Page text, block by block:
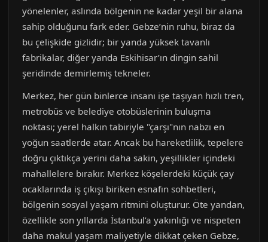
yönelenler, aslında bölgenin ne kadar yeşil bir alana
sahip olduğunu fark eder. Gebze’nin ruhu, biraz da
bu çelişkide gizlidir; bir yanda yüksek tavanlı
fabrikalar, diğer yanda Eskihisar’ın dingin sahil
şeridinde demirlemiş tekneler.
Merkez, her gün binlerce insanı işe taşıyan hızlı tren,
metrobüs ve belediye otobüslerinin buluşma
noktası; yerel halkın tabiriyle "çarşı"nın nabzı en
yoğun saatlerde atar. Ancak bu hareketlilik, tepelere
doğru çıktıkça yerini daha sakin, yeşillikler içindeki
mahallelere bırakır. Merkez köşelerdeki küçük çay
ocaklarında iş çıkışı biriken esnafın sohbetleri,
bölgenin sosyal yaşam ritmini oluşturur. Öte yandan,
özellikle son yıllarda İstanbul’a yakınlığı ve nispeten
daha makul yaşam maliyetiyle dikkat çeken Gebze,